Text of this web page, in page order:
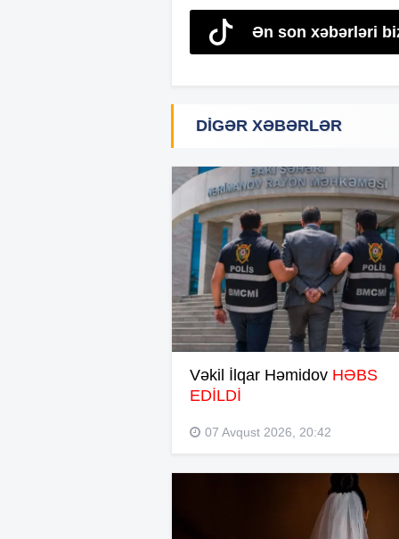
Ən son xəbərləri
DIGƏR XƏBƏRLƏR
Vəkil İlqar Həmidov HƏBS
EDİLDİ
07 Avqust 2026, 20:42